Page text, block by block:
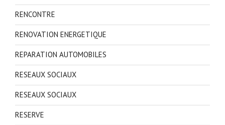
RENCONTRE
RENOVATION ENERGETIQUE
REPARATION AUTOMOBILES
RESEAUX SOCIAUX
RESEAUX SOCIAUX
RESERVE